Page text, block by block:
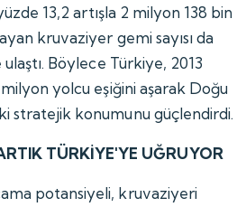
13,2 artışla 2 milyon 138 bin
kruvaziyer gemi sayısı da
Böylece Türkiye, 2013
yolcu eşiğini aşarak Doğu
stratejik konumunu güçlendirdi.
TÜRKİYE'YE UĞRUYOR
potansiyeli, kruvaziyeri